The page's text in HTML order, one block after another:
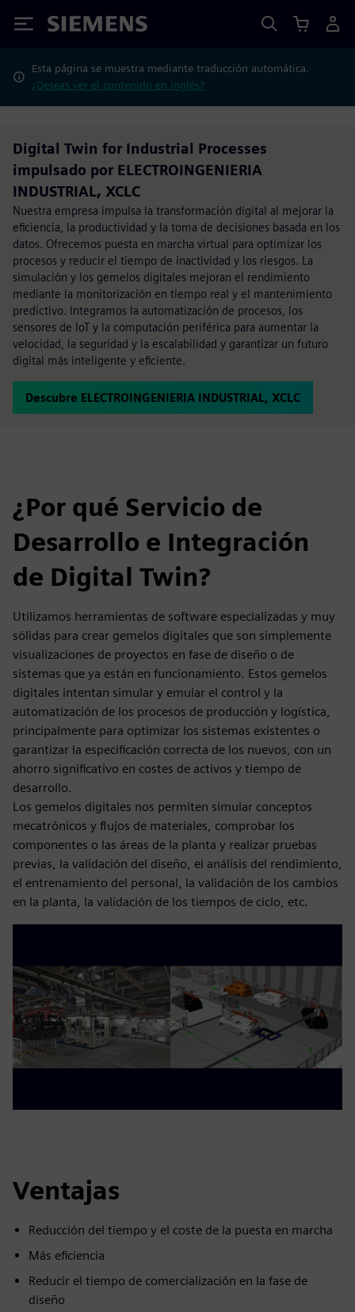
Siemens
Esta página se muestra mediante traducción automática.
¿Deseas ver el contenido en inglés?
Digital Twin for Industrial Processes
impulsado por ELECTROINGENIERIA
INDUSTRIAL, XCLC
Nuestra empresa impulsa la transformación digital al mejorar la
eficiencia, la productividad y la toma de decisiones basada en los
datos. Ofrecemos puesta en marcha virtual para optimizar los
procesos y reducir el tiempo de inactividad y los riesgos. La
simulación y los gemelos digitales mejoran el rendimiento
mediante la monitorización en tiempo real y el mantenimiento
predictivo. Integramos la automatización de procesos, los
sensores de IoT y la computación periférica para aumentar la
velocidad, la seguridad y la escalabilidad y garantizar un futuro
digital más inteligente y eficiente.
Descubre ELECTROINGENIERIA INDUSTRIAL, XCLC
¿Por qué Servicio de
Desarrollo e Integración
de Digital Twin?
Utilizamos herramientas de software especializadas y muy
sólidas para crear gemelos digitales que son simplemente
visualizaciones de proyectos en fase de diseño o de
sistemas que ya están en funcionamiento. Estos gemelos
digitales intentan simular y emular el control y la
automatización de los procesos de producción y logística,
principalmente para optimizar los sistemas existentes o
garantizar la especificación correcta de los nuevos, con un
ahorro significativo en costes de activos y tiempo de
desarrollo.
Los gemelos digitales nos permiten simular conceptos
mecatrónicos y flujos de materiales, comprobar los
componentes o las áreas de la planta y realizar pruebas
previas, la validación del diseño, el análisis del rendimiento,
el entrenamiento del personal, la validación de los cambios
en la planta, la validación de los tiempos de ciclo, etc.
Ventajas
Reducción del tiempo y el coste de la puesta en marcha
Más eficiencia
Reducir el tiempo de comercialización en la fase de
diseño